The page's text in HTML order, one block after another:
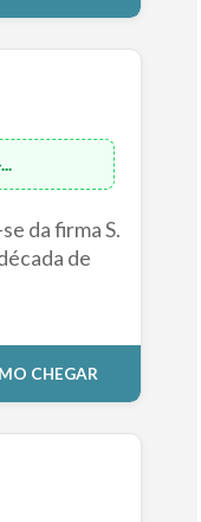
da firma S.
de
CHEGAR